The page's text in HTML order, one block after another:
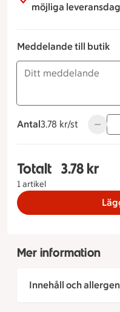
möjliga leveransdag
Meddelande till butik
Antal
3.78 kronor styck
3.78 kr/st
Totalt
1 artikel
Totalt 1
3.78 kr
Mer information
Innehåll och